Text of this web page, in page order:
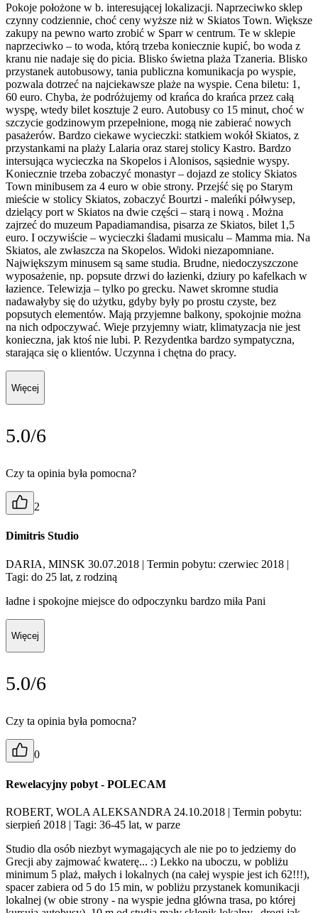
Pokoje położone w b. interesującej lokalizacji. Naprzeciwko sklep
czynny codziennie, choć ceny wyższe niż w Skiatos Town. Większe
zakupy na pewno warto zrobić w Sparr w centrum. Te w sklepie
naprzeciwko – to woda, którą trzeba koniecznie kupić, bo woda z
kranu nie nadaje się do picia. Blisko świetna plaża Tzaneria. Blisko
przystanek autobusowy, tania publiczna komunikacja po wyspie,
pozwala dotrzeć na najciekawsze plaże na wyspie. Cena biletu: 1,
60 euro. Chyba, że podróżujemy od krańca do krańca przez całą
wyspę, wtedy bilet kosztuje 2 euro. Autobusy co 15 minut, choć w
szczycie godzinowym przepełnione, mogą nie zabierać nowych
pasażerów. Bardzo ciekawe wycieczki: statkiem wokół Skiatos, z
przystankami na plaży Lalaria oraz starej stolicy Kastro. Bardzo
intersująca wycieczka na Skopelos i Alonisos, sąsiednie wyspy.
Koniecznie trzeba zobaczyć monastyr – dojazd ze stolicy Skiatos
Town minibusem za 4 euro w obie strony. Przejść się po Starym
mieście w stolicy Skiatos, zobaczyć Bourtzi - maleńki półwysep,
dzielący port w Skiatos na dwie części – starą i nową . Można
zajrzeć do muzeum Papadiamandisa, pisarza ze Skiatos, bilet 1,5
euro. I oczywiście – wycieczki śladami musicalu – Mamma mia. Na
Skiatos, ale zwłaszcza na Skopelos. Widoki niezapomniane.
Największym minusem są same studia. Brudne, niedoczyszczone
wyposażenie, np. popsute drzwi do łazienki, dziury po kafelkach w
łazience. Telewizja – tylko po grecku. Nawet skromne studia
nadawałyby się do użytku, gdyby były po prostu czyste, bez
popsutych elementów. Mają przyjemne balkony, spokojnie można
na nich odpoczywać. Wieje przyjemny wiatr, klimatyzacja nie jest
konieczna, jak ktoś nie lubi. P. Rezydentka bardzo sympatyczna,
starająca się o klientów. Uczynna i chętna do pracy.
Więcej
5.0/6
Czy ta opinia była pomocna?
2
Dimitris Studio
DARIA, MINSK 30.07.2018 | Termin pobytu: czerwiec 2018 |
Tagi: do 25 lat, z rodziną
ładne i spokojne miejsce do odpoczynku bardzo miła Pani
Więcej
5.0/6
Czy ta opinia była pomocna?
0
Rewelacyjny pobyt - POLECAM
ROBERT, WOLA ALEKSANDRA 24.10.2018 | Termin pobytu:
sierpień 2018 | Tagi: 36-45 lat, w parze
Studio dla osób niezbyt wymagających ale nie po to jedziemy do
Grecji aby zajmować kwaterę... :) Lekko na uboczu, w pobliżu
minimum 5 plaż, małych i lokalnych (na całej wyspie jest ich 62!!!),
spacer zabiera od 5 do 15 min, w pobliżu przystanek komunikacji
lokalnej (w obie strony - na wyspie jedna główna trasa, po której